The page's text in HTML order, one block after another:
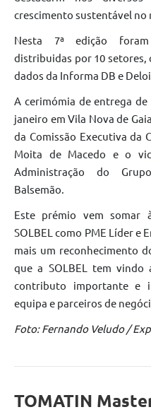
crescimento sustentável no
Nesta 7ª edição
distribuidas por 10 setores,
dados da Informa DB e
A cerimómia de entrega
janeiro em Vila Nova de
da Comissão Executiva da
Moita de Macedo e o
Administração do
Balsemão.
Este prémio vem somar
SOLBEL como PME Líder e
mais um reconhecimento
que a SOLBEL tem
contributo importante e
equipa e parceiros de
Foto: Fernando Veludo /
TOMATIN